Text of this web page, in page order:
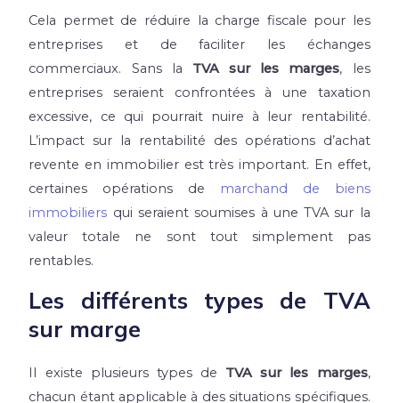
Cela permet de réduire la charge fiscale pour les
entreprises et de faciliter les échanges
commerciaux. Sans la TVA sur les marges, les
entreprises seraient confrontées à une taxation
excessive, ce qui pourrait nuire à leur rentabilité.
L’impact sur la rentabilité des opérations d’achat
revente en immobilier est très important. En effet,
certaines opérations de
marchand de biens
immobiliers qui seraient soumises à une TVA sur la
valeur totale ne sont tout simplement pas
rentables.
Les différents types de TVA
sur marge
Il existe plusieurs types de TVA sur les marges,
chacun étant applicable à des situations spécifiques.